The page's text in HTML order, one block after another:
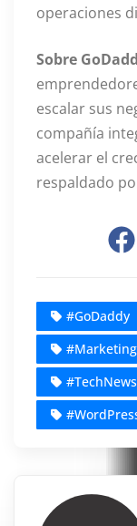
operaciones
Sobre
escalar sus
compañía
acelerar el
respaldado
#GoDaddy
#TechNews